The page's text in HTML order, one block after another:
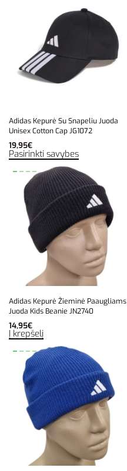
Adidas Kepurė Su Snapeliu Juoda
Unisex Cotton Cap JG1072
19,95€
Pasirinkti savybes
Adidas Kepurė Žieminė Paaugliams
Juoda Kids Beanie JN2740
14,95€
Į krepšelį